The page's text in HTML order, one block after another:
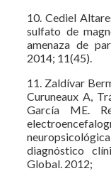
10. Cediel
sulfato de
amenaza de
2014; 11(45).
11. Zaldívar
Curuneaux A,
García ME.
diagnóstico
Global. 2012;